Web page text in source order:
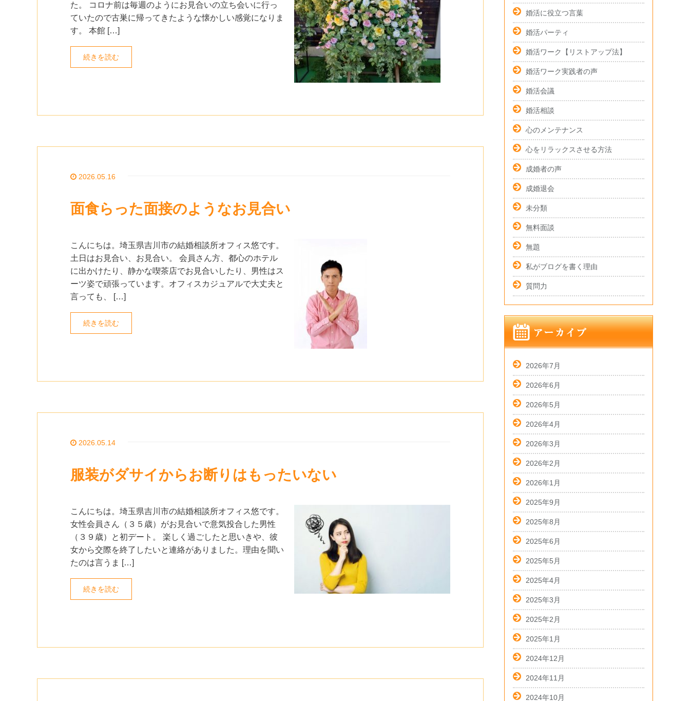
た。 コロナ前は毎週のようにお見合いの立ち会いに行っ
ていたので古巣に帰ってきたような懐かしい感覚になりま
す。 本館 […]
続きを読む
2026.05.16
面食らった面接のようなお見合い
こんにちは。埼玉県吉川市の結婚相談所オフィス悠です。
土日はお見合い、お見合い。 会員さん方、都心のホテル
に出かけたり、静かな喫茶店でお見合いしたり、男性はス
ーツ姿で頑張っています。オフィスカジュアルで大丈夫と
言っても、 […]
続きを読む
2026.05.14
服装がダサイからお断りはもったいない
こんにちは。埼玉県吉川市の結婚相談所オフィス悠です。
女性会員さん（３５歳）がお見合いで意気投合した男性
（３９歳）と初デート。 楽しく過ごしたと思いきや、彼
女から交際を終了したいと連絡がありました。理由を聞い
たのは言うま […]
続きを読む
婚活に役立つ言葉
婚活パーティ
婚活ワーク【リストアップ法】
婚活ワーク実践者の声
婚活会議
婚活相談
心のメンテナンス
心をリラックスさせる方法
成婚者の声
成婚退会
未分類
無料面談
無題
私がブログを書く理由
質問力
2026年7月
2026年6月
2026年5月
2026年4月
2026年3月
2026年2月
2026年1月
2025年9月
2025年8月
2025年6月
2025年5月
2025年4月
2025年3月
2025年2月
2025年1月
2024年12月
2024年11月
2024年10月